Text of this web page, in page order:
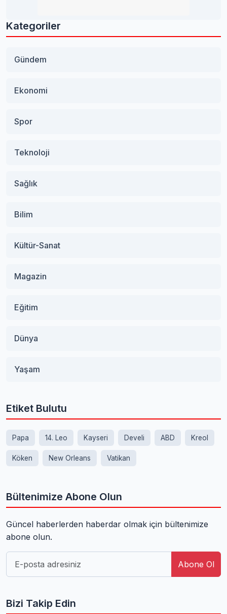
Kategoriler
Gündem
Ekonomi
Spor
Teknoloji
Sağlık
Bilim
Kültür-Sanat
Magazin
Eğitim
Dünya
Yaşam
Etiket Bulutu
Papa 14. Leo Kayseri Develi ABD Kreol
Köken New Orleans Vatikan
Bültenimize Abone Olun
Güncel haberlerden haberdar olmak için bültenimize
abone olun.
Abone Ol
Bizi Takip Edin